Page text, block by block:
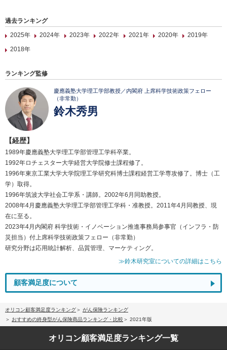
過去ランキング
2025年
2024年 2023年 2022年 2021年 2020年
2019年
2018年
ランキング監修
慶應義塾大学理工学部教授／内閣府 上席科学技術政策フェロー
（非常勤）
鈴木秀男
【経歴】
1989年慶應義塾大学理工学部管理工学科卒業。
1992年ロチェスター大学経営大学院修士課程修了。
1996年東京工業大学大学院理工学研究科博士課程経営工学専攻修了。博士（工
学）取得。
1996年筑波大学社会工学系・講師。2002年6月同助教授。
2008年4月慶應義塾大学理工学部管理工学科・准教授。2011年4月同教授、現
在に至る。
2023年4月内閣府 科学技術・イノベーション推進事務局参事官（インフラ・防
災担当）付上席科学技術政策フェロー（非常勤）
研究分野は応用統計解析、品質管理、マーケティング。
≫鈴木研究室についての詳細はこちら
顧客満足度について
オリコン顧客満足度ランキング
がん保険ランキング
おすすめの終身型がん保険商品ランキング・比較
2021年版
オリコン顧客満足度ランキング一覧